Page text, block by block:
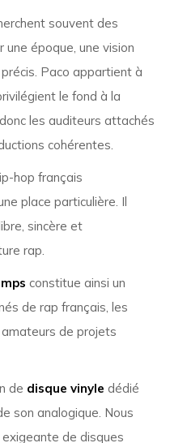
souvent des
époque, une vision
Paco appartient à
le fond à la
les auditeurs attachés
cohérentes.
hop français
place particulière. Il
sincère et
rap.
constitue ainsi un
de rap français, les
de projets
de disque vinyle dédié
son analogique. Nous
de disques